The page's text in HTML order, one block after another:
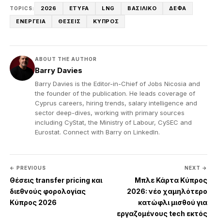
TOPICS: 2026 ETYFA LNG ΒΑΣΙΛΙΚΌ
ΔΕΦΑ
ΕΝΈΡΓΕΙΑ
ΘΈΣΕΙΣ ΚΎΠΡΟΣ
ABOUT THE AUTHOR
Barry Davies
Barry Davies is the Editor-in-Chief of Jobs Nicosia and
the founder of the publication. He leads coverage of
Cyprus careers, hiring trends, salary intelligence and
sector deep-dives, working with primary sources
including CyStat, the Ministry of Labour, CySEC and
Eurostat. Connect with Barry on LinkedIn.
← PREVIOUS
Θέσεις transfer pricing και
διεθνούς φορολογίας
Κύπρος 2026
NEXT →
Μπλε Κάρτα Κύπρος
2026: νέο χαμηλότερο
κατώφλι μισθού για
εργαζομένους tech εκτός